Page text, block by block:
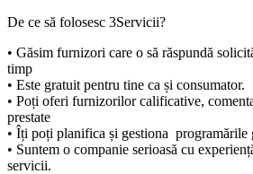
De ce să folosesc 3Servicii?
• Găsim furnizori care o să răspundă
timp
• Este gratuit pentru tine ca și consumator.
• Poți oferi furnizorilor calificative,
prestate
• Îți poți planifica și gestiona programările
• Suntem o companie serioasă cu
servicii.